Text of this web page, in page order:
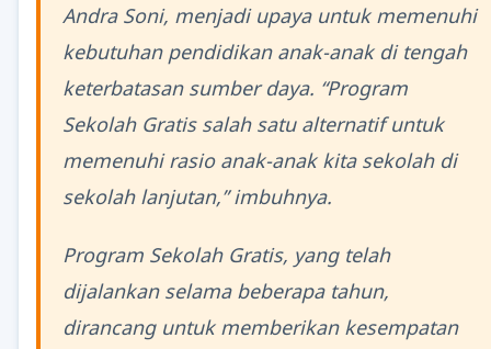
Andra Soni, menjadi upaya untuk memenuhi
kebutuhan pendidikan anak-anak di tengah
keterbatasan sumber daya. “Program
Sekolah Gratis salah satu alternatif untuk
memenuhi rasio anak-anak kita sekolah di
sekolah lanjutan,” imbuhnya.
Program Sekolah Gratis, yang telah
dijalankan selama beberapa tahun,
dirancang untuk memberikan kesempatan